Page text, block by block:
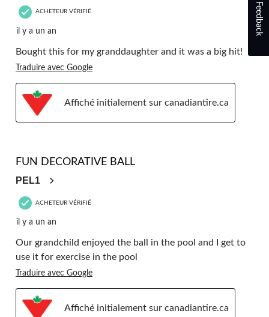
ACHETEUR VÉRIFIÉ
il y a un an
Bought this for my granddaughter and it was a big hit!
Traduire avec Google
Affiché initialement sur canadiantire.ca
FUN DECORATIVE BALL
PEL1
ACHETEUR VÉRIFIÉ
il y a un an
Our grandchild enjoyed the ball in the pool and I get to
use it for exercise in the pool
Traduire avec Google
Affiché initialement sur canadiantire.ca
Feedback